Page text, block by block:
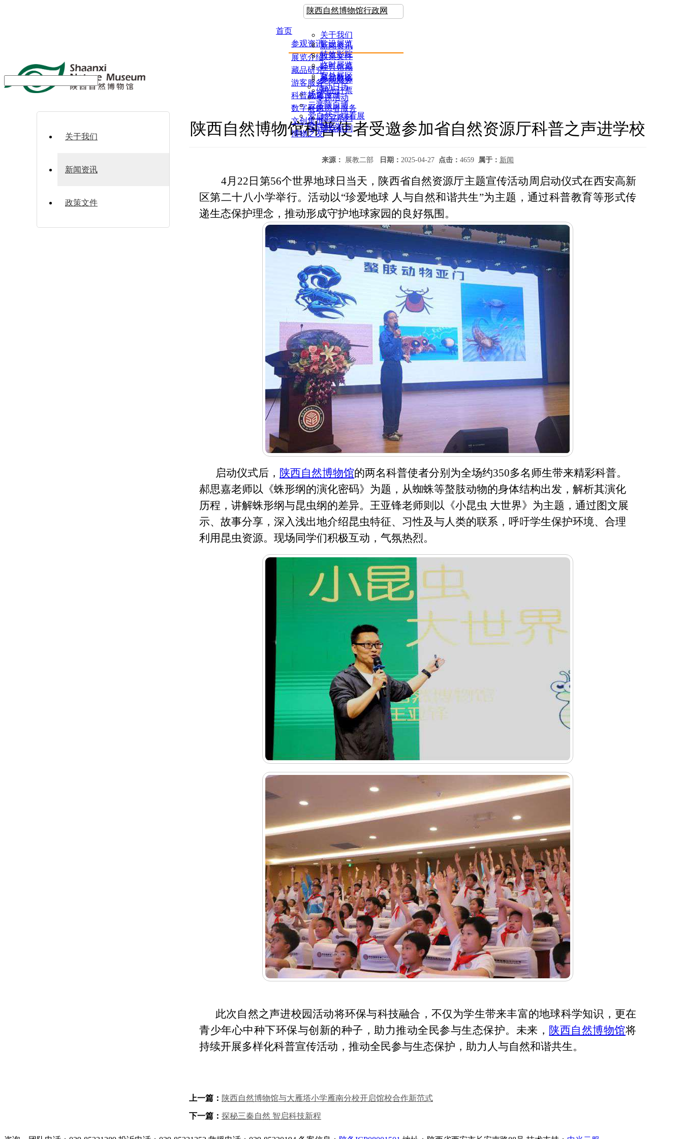
陕西自然博物馆行政网
首页
参观资讯
关于我们
新闻资讯
政策文件
展览介绍
常设展览
特效影院
临时展览
室外展区
藏品研究经典馆藏
藏品数据
游客服务参观服务
网上订票
科普教育
活动日历
专题活动
志愿者服务
数字展馆
场馆漫游
云赏陕自博
爱自然云端看展
金牌解说
文创集市四宝系列
蓝点系列
博物之友
关于我们
新闻资讯
政策文件
陕西自然博物馆科普使者受邀参加省自然资源厅科普之声进学校
来源： 展教二部 日期： 2025-04-27 点击： 4659 属于： 新闻
4月22日第56个世界地球日当天，陕西省自然资源厅主题宣传活动周启动仪式在西安高新
区第二十八小学举行。活动以“珍爱地球 人与自然和谐共生”为主题，通过科普教育等形式传
递生态保护理念，推动形成守护地球家园的良好氛围。
启动仪式后， 陕西自然博物馆的两名科普使者分别为全场约350多名师生带来精彩科普。
郝思嘉老师以《蛛形纲的演化密码》为题，从蜘蛛等螯肢动物的身体结构出发，解析其演化
历程，讲解蛛形纲与昆虫纲的差异。王亚锋老师则以《小昆虫 大世界》为主题，通过图文展
示、故事分享，深入浅出地介绍昆虫特征、习性及与人类的联系，呼吁学生保护环境、合理
利用昆虫资源。现场同学们积极互动，气氛热烈。
此次自然之声进校园活动将环保与科技融合，不仅为学生带来丰富的地球科学知识，更在
青少年心中种下环保与创新的种子，助力推动全民参与生态保护。未来， 陕西自然博物馆将
持续开展多样化科普宣传活动，推动全民参与生态保护，助力人与自然和谐共生。
上一篇： 陕西自然博物馆与大雁塔小学雁南分校开启馆校合作新范式
下一篇： 探秘三秦自然 智启科技新程